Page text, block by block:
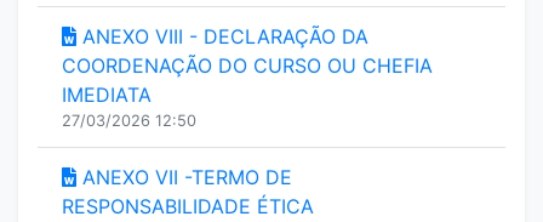
ANEXO VIII - DECLARAÇÃO DA
COORDENAÇÃO DO CURSO OU CHEFIA
IMEDIATA
27/03/2026 12:50
ANEXO VII -TERMO DE
RESPONSABILIDADE ÉTICA